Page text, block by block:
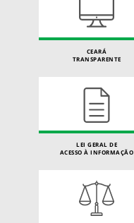
CEARÁ
TRANSPARENTE
LEI GERAL DE
ACESSO À INFORMAÇÃO